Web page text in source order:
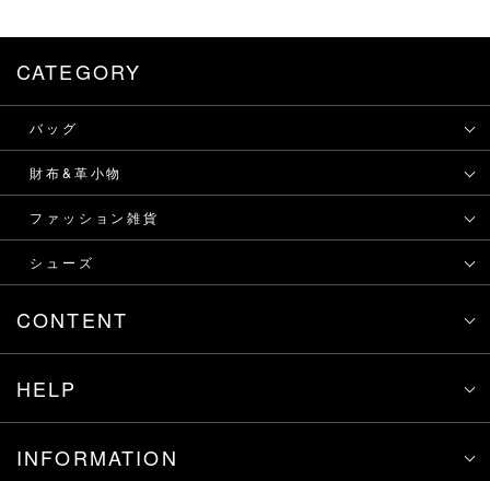
CATEGORY
バッグ
財布&革小物
ファッション雑貨
シューズ
CONTENT
HELP
INFORMATION